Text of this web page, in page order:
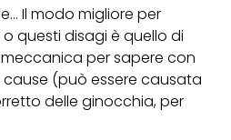
Il modo migliore per
questi disagi è quello di
per sapere con
(può essere causata
delle ginocchia, per